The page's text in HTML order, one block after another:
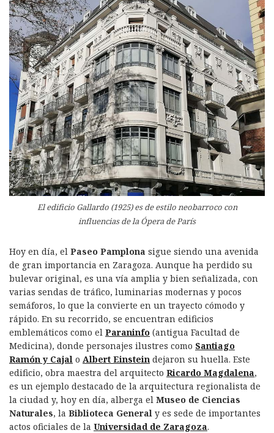
El edificio Gallardo (1925) es de estilo neobarroco con
influencias de la Ópera de París
Hoy en día, el Paseo Pamplona sigue siendo una avenida
de gran importancia en Zaragoza. Aunque ha perdido su
bulevar original, es una vía amplia y bien señalizada, con
varias sendas de tráfico, luminarias modernas y pocos
semáforos, lo que la convierte en un trayecto cómodo y
rápido. En su recorrido, se encuentran edificios
emblemáticos como el Paraninfo (antigua Facultad de
Medicina), donde personajes ilustres como Santiago
Ramón y Cajal o Albert Einstein dejaron su huella. Este
edificio, obra maestra del arquitecto Ricardo Magdalena,
es un ejemplo destacado de la arquitectura regionalista de
la ciudad y, hoy en día, alberga el Museo de Ciencias
Naturales, la Biblioteca General y es sede de importantes
actos oficiales de la Universidad de Zaragoza.